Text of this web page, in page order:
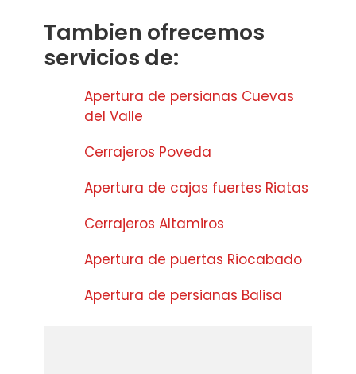
Tambien ofrecemos
servicios de:
Apertura de persianas Cuevas
del Valle
Cerrajeros Poveda
Apertura de cajas fuertes Riatas
Cerrajeros Altamiros
Apertura de puertas Riocabado
Apertura de persianas Balisa